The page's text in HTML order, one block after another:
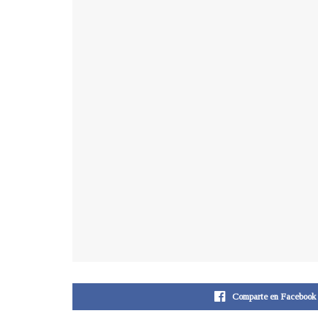
Comparte en Facebook